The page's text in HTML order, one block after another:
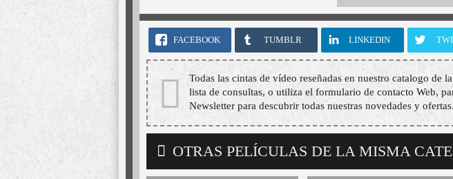
FACEBOOK TUMBLR LINKEDIN
Todas las cintas de vídeo reseñadas en nuestro catalogo
lista de consultas, o utiliza el formulario de contacto Web,
Newsletter para descubrir todas nuestras novedades y ofertas.
OTRAS PELÍCULAS DE LA MISMA